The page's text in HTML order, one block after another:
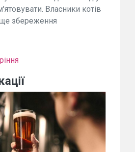
Власники котів
збереження